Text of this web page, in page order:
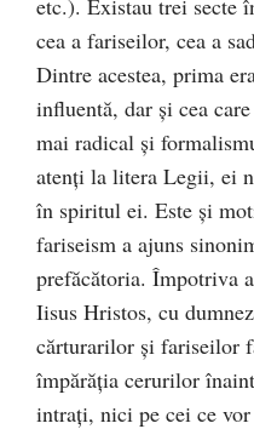
etc.). Existau trei secte
cea a fariseilor, cea a
Dintre acestea, prima
influentă, dar și cea
mai radical și
atenți la litera Legii, ei
în spiritul ei. Este și
fariseism a ajuns
prefăcătoria. Împotriva
Iisus Hristos, cu
cărturarilor și fariseilor
împărăția cerurilor
intrați, nici pe cei ce